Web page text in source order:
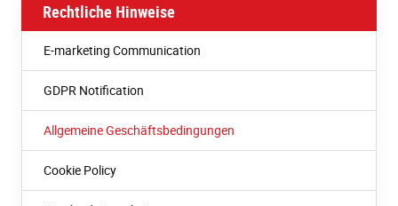
Rechtliche Hinweise
E-marketing Communication
GDPR Notification
Allgemeine Geschäftsbedingungen
Cookie Policy